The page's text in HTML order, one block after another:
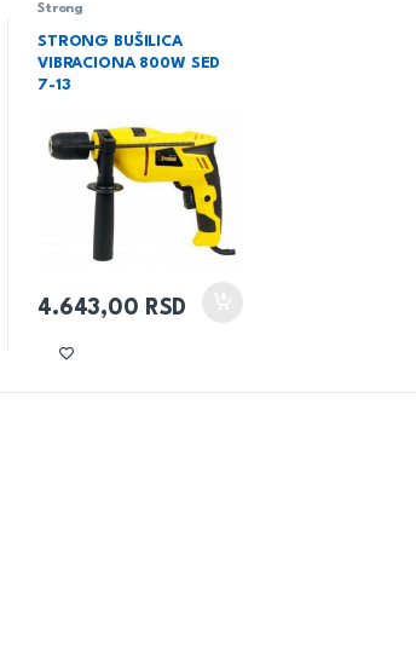
Strong
STRONG BUŠILICA
VIBRACIONA 800W SED
7-13
4.643,00 RSD